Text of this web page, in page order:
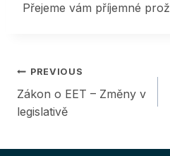
Přejeme vám příjemné
Post
navigation
PREVIOUS
Zákon o EET – Změny v
legislativě